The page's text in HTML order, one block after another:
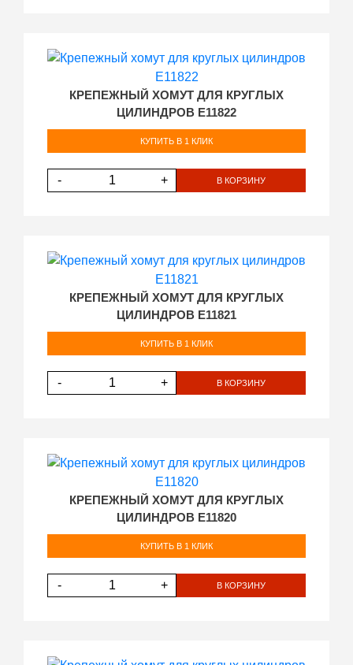
КРЕПЕЖНЫЙ ХОМУТ ДЛЯ КРУГЛЫХ
ЦИЛИНДРОВ E11822
КУПИТЬ В 1 КЛИК
- + В КОРЗИНУ
КРЕПЕЖНЫЙ ХОМУТ ДЛЯ КРУГЛЫХ
ЦИЛИНДРОВ E11821
КУПИТЬ В 1 КЛИК
- + В КОРЗИНУ
КРЕПЕЖНЫЙ ХОМУТ ДЛЯ КРУГЛЫХ
ЦИЛИНДРОВ E11820
КУПИТЬ В 1 КЛИК
- + В КОРЗИНУ